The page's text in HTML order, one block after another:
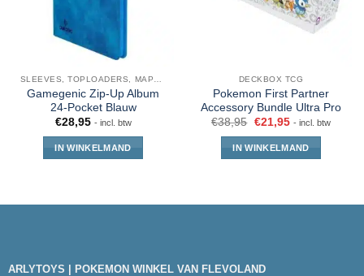
Gamegenic Zip-Up Album
24-Pocket Blauw
€28,95 - incl. btw
IN WINKELMAND
DECKBOX TCG
Pokemon First Partner
Accessory Bundle Ultra Pro
€38,95 €21,95 - incl. btw
IN WINKELMAND
ARLYTOYS | POKEMON WINKEL VAN FLEVOLAND